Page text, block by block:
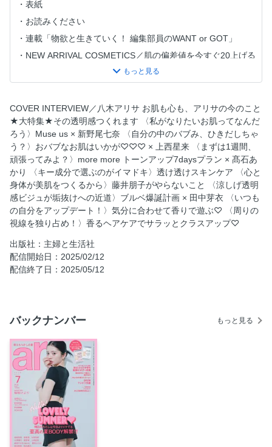
表紙
お読みください
連載「物欲と生きていく！ 編集部員のWANT or GOT」
NEW ARRIVAL COSMETICS／肌の偏差値を今すぐ20上げる
連載「美術とネイルの熱愛カンケイ」
COVER INTERVIEW／八木アリサ お肌も心も、アリサの今
のこと
Trend ＆ Topics
■＆TEAMの透明感BOYSに接近♡夢見る3人物語
〈告知〉ar webがよりパワーアップ！
連載「ラグジュリアスな日」軽やかな春の時間 × 佐藤栞里
〈私がなりたいお肌ってなんだろう〉Muse us × 新野尾七奈
かが♡♡♡ × 上西星来
〈まずは1週間、頑張ってみよ？〉more more トーンアップ
7daysプラン × .石あかり
〈心と身体が美肌をつくるから〉藤井朋子がやらないこと
〈涼しげ透明感ビジュが垢抜けへの近道〉ブルベ爆誕計画 ×
田中芽衣
〈圧倒的透け美肌の持ち主、Dr.キダに聞きました！〉絶対
に焼きたくないUVケアどうしたらいい？
新連載「大原優乃、あのまちへ」Vol.1 上野 × デニム
■ERIKA’s DAY-OFF × 森絵梨佳
連載「吉野北人 HOKUTOIRO」
COVER INTERVIEW／八木アリサ お肌も心も、アリサの今のこと
★大特集★その透明感つくれます 〈私がなりたいお肌ってなんだ
ろう〉Muse us × 新野尾七奈 〈自分の中のバブみ、ひきだしちゃ
う？〉おバブなお肌はいかが♡♡♡ × 上西星来 〈まずは1週間、
頑張ってみよ？〉more more トーンアップ7daysプラン × 髙石あ
かり 〈キー成分で選ぶのがイマドキ〉透け透けスキンケア 〈心と
身体が美肌をつくるから〉藤井朋子がやらないこと 〈涼しげ透明
感ビジュが垢抜けへの近道〉ブルベ爆誕計画 × 田中芽衣 〈いつも
の自分をアップデート！〉気分に合わせて香りで遊ぶ♡ 〈周りの
視線を独り占め！〉香るヘアケアでサラッとクラスアップ♡
出版社：主婦と生活社
配信開始日：2025/02/12
配信終了日：2025/05/12
バックナンバー もっと見る